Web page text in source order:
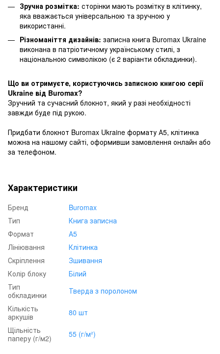
Зручна розмітка: сторінки мають розмітку в клітинку,
яка вважається універсальною та зручною у
використанні.
Різноманіття дизайнів: записна книга Buromax Ukraine
виконана в патріотичному українському стилі, з
національною символікою (є 2 варіанти обкладинки).
Що ви отримуєте, користуючись записною книгою серії
Ukraine від Buromax?
Зручний та сучасний блокнот, який у разі необхідності
завжди буде під рукою.
Придбати блокнот Buromax Ukraine формату А5, клітинка
можна на нашому сайті, оформивши замовлення онлайн або
за телефоном.
Характеристики
Бренд
Buromax
Тип
Книга записна
Формат
А5
Лініювання
Клітинка
Скріплення
Зшивання
Колір блоку
Білий
Тип
обкладинки
Тверда з поролоном
Кількість
аркушів
80 шт
Щільність
паперу (г/м2)
55 (г/м²)